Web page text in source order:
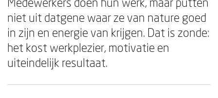
niet uit datgene waar ze van nature goed
in zijn en energie van krijgen. Dat is zonde:
het kost werkplezier, motivatie en
uiteindelijk resultaat.